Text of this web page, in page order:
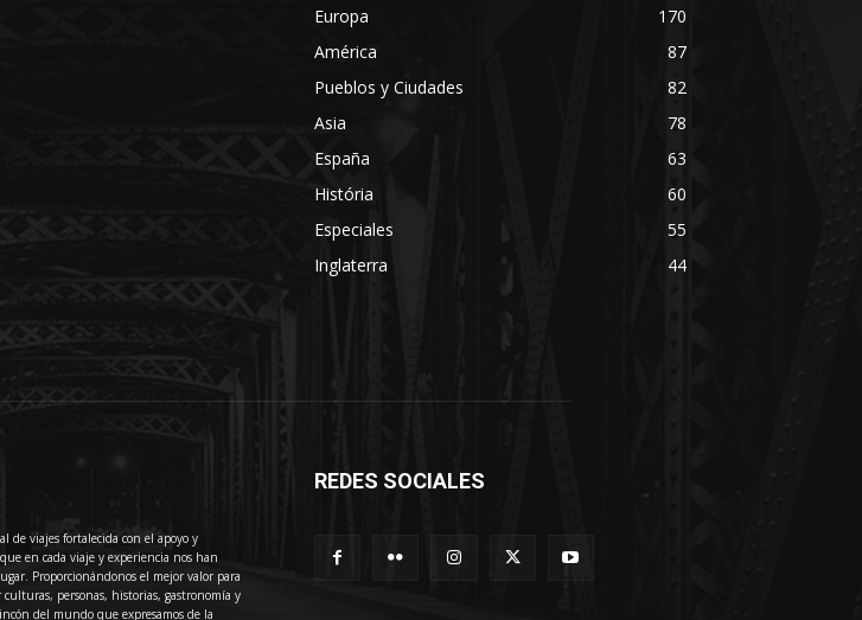
Europa
170
América
87
Pueblos y Ciudades
82
Asia
78
España
63
História
60
Especiales
55
Inglaterra
44
de viajes fortalecida con el apoyo y
en cada viaje y experiencia nos han
Proporcionándonos el mejor valor para
personas, historias, gastronomía y
del mundo que expresamos de la
REDES SOCIALES